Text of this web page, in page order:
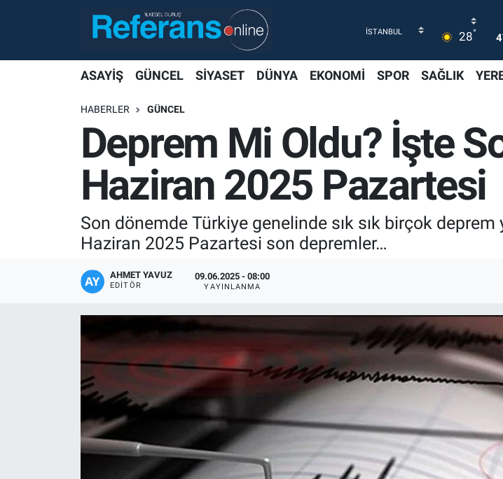
28°
ASAYİŞ GÜNCEL SİYASET DÜNYA EKONOMİ SPOR SAĞLIK
HABERLER GÜNCEL
Deprem Mi Oldu? İşte
Haziran 2025 Pazartesi
Son dönemde Türkiye genelinde sık sık birçok
Haziran 2025 Pazartesi son depremler…
AHMET YAVUZ
EDITÖR
09.06.2025 - 08:00
YAYINLANMA